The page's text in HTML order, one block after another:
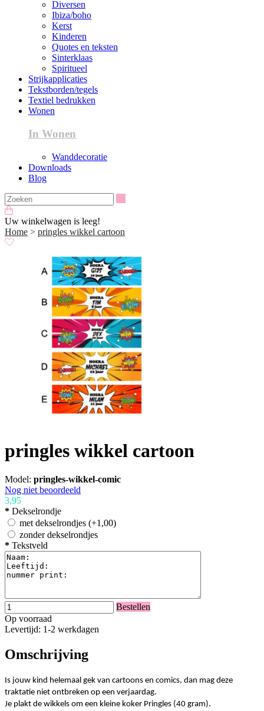
Diversen
Ibiza/boho
Kerst
Kinderen
Quotes en teksten
Sinterklaas
Spiritueel
Strijkapplicaties
Tekstborden/tegels
Textiel bedrukken
Wonen
In Wonen
Wanddecoratie
Downloads
Blog
Uw winkelwagen is leeg!
Home > pringles wikkel cartoon
pringles wikkel cartoon
Model: pringles-wikkel-comic
Nog niet beoordeeld
3,95
* Dekselrondje
met dekselrondjes (+1,00)
zonder dekselrondjes
* Tekstveld
Bestellen
Op voorraad
Levertijd: 1-2 werkdagen
Omschrijving
Is jouw kind helemaal gek van cartoons en comics, dan mag deze
traktatie niet ontbreken op een verjaardag.
Je plakt de wikkels om een kleine koker Pringles (40 gram).